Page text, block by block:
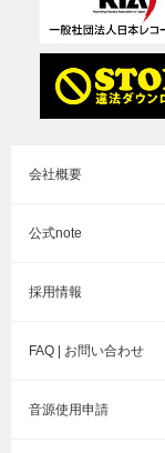
会社概要
公式note
採用情報
FAQ | お問い合わせ
音源使用申請